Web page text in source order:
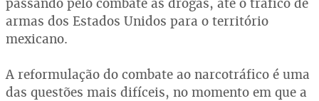
armas dos Estados Unidos para o território
mexicano.
A reformulação do combate ao narcotráfico é uma
das questões mais difíceis, no momento em que a